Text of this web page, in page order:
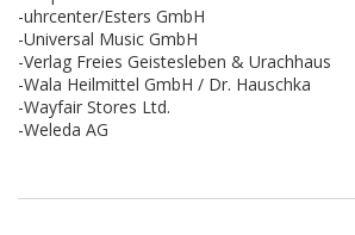
-uhrcenter/Esters GmbH
-Universal Music GmbH
-Verlag Freies Geistesleben & Urachhaus
-Wala Heilmittel GmbH / Dr. Hauschka
-Wayfair Stores Ltd.
-Weleda AG